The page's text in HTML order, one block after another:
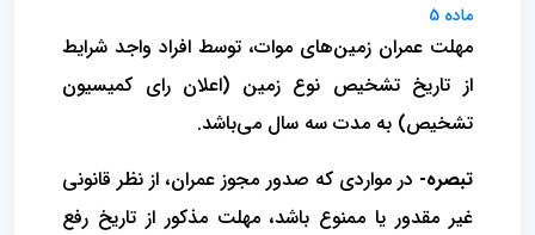
ماده 5
مهلت عمران زمین‌های موات، توسط افراد واجد شرایط
از تاریخ تشخیص نوع زمین (اعلان رای کمیسیون
تشخیص) به مدت سه سال می‌باشد.
تبصره- در مواردی که صدور مجوز عمران، از نظر قانونی
غیر مقدور یا ممنوع باشد، مهلت مذکور از تاریخ رفع